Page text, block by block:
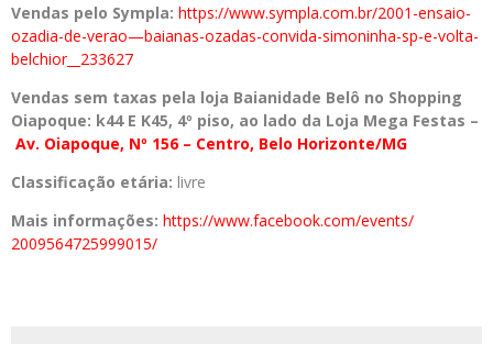
Vendas pelo Sympla: https://www.sympla.com.br/2001-ensaio-
ozadia-de-verao—baianas-ozadas-convida-simoninha-sp-e-volta-
belchior__233627
Vendas sem taxas pela loja Baianidade Belô no Shopping
Oiapoque: k44 E K45, 4º piso, ao lado da Loja Mega Festas –
Av. Oiapoque, Nº 156 – Centro, Belo Horizonte/MG
Classificação etária: livre
Mais informações: https://www.facebook.com/events/
2009564725999015/